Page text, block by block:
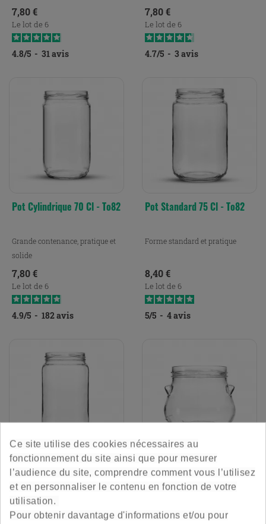
FILTRER
Prix
7,80 €
Le lot de 6
4.8/5 - 31avis
Prix
7,80 €
Le lot de 6
4.7/5 - 3 avis
Pot Cylindrique 70 Cl - To82
Grande contenance, pratique et
solide
Prix
7,80 €
Le lot de 6
4.9/5 - 182avis
Pot Standard 75 Cl - To82
Forme standard et pratique
Prix
8,40 €
Le lot de 6
5/5 - 4avis
Pot Cylindrique 85 Cl - To82
Généreux et pratique
Marmite 85 Cl - To100
Ce site utilise des cookies nécessaires au
fonctionnement du site ainsi que pour mesurer
l’audience du site, comprendre comment vous l’utilisez
et en personnaliser le contenu en fonction de votre
utilisation.
Pour obtenir davantage d'informations et/ou pour